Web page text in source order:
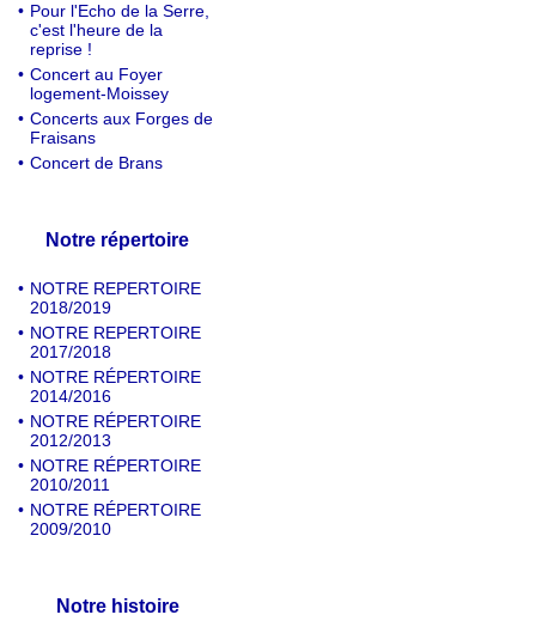
• Pour l'Echo de la Serre,
c'est l'heure de la
reprise !
• Concert au Foyer
logement-Moissey
• Concerts aux Forges de
Fraisans
• Concert de Brans
Notre répertoire
• NOTRE REPERTOIRE
2018/2019
• NOTRE REPERTOIRE
2017/2018
• NOTRE RÉPERTOIRE
2014/2016
• NOTRE RÉPERTOIRE
2012/2013
• NOTRE RÉPERTOIRE
2010/2011
• NOTRE RÉPERTOIRE
2009/2010
Notre histoire